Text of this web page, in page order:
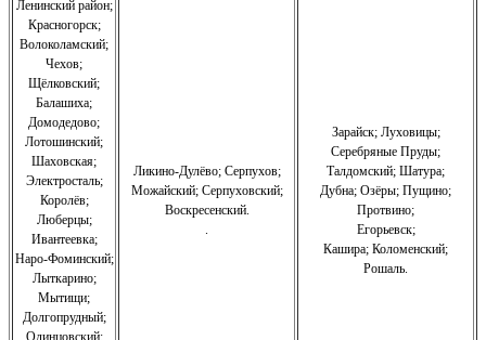
Ленинский район;
Красногорск;
Волоколамский;
Чехов;
Щёлковский;
Балашиха;
Домодедово;
Лотошинский;
Шаховская;
Электросталь;
Королёв;
Люберцы;
Ивантеевка;
Наро-Фоминский;
Лыткарино;
Мытищи;
Долгопрудный;
Одинцовский;
Ликино-Дулёво;Серпухов;
Можайский;Серпуховский;
Воскресенский.
.
Зарайск; Луховицы;
Серебряные Пруды;
Талдомский; Шатура;
Дубна; Озёры; Пущино;
Протвино;
Егорьевск;
Кашира; Коломенский;
Рошаль.